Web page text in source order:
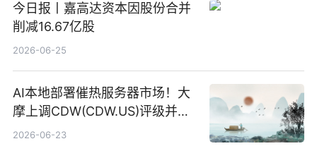
今日报丨嘉高达资本因股份合并
削减16.67亿股
2026-06-25
AI本地部署催热服务器市场！大
摩上调CDW(CDW.US)评级并看
高IBM(IBM.US)戴尔(DELL.US)
2026-06-23